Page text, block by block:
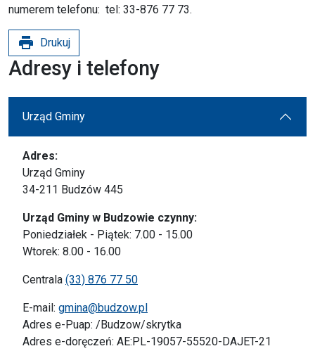
numerem telefonu: tel: 33-876 77 73.
print Drukuj
Adresy i telefony
Urząd Gminy
Adres:
Urząd Gminy
34-211 Budzów 445
Urząd Gminy w Budzowie czynny:
Poniedziałek - Piątek: 7.00 - 15.00
Wtorek: 8.00 - 16.00
Centrala (33) 876 77 50
E-mail: gmina@budzow.pl
Adres e-Puap: /Budzow/skrytka
Adres e-doręczeń: AE:PL-19057-55520-DAJET-21